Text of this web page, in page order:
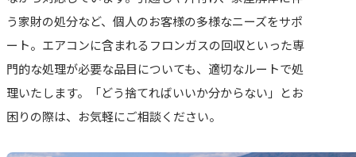
う家財の処分など、個人のお客様の多様なニーズをサポ
ート。エアコンに含まれるフロンガスの回収といった専
門的な処理が必要な品目についても、適切なルートで処
理いたします。「どう捨てればいいか分からない」とお
困りの際は、お気軽にご相談ください。